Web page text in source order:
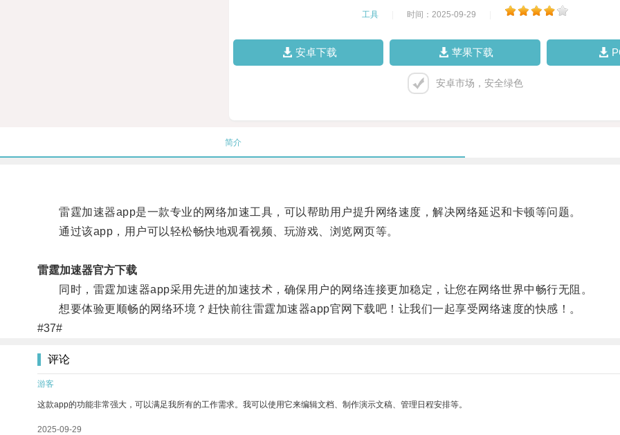
工具 时间：2025-09-29
安卓下载 苹果下载
安卓市场，安全绿色
简介
雷霆加速器app是一款专业的网络加速工具，可以帮助用户提升网络速度，解决网络延迟和卡顿等问题。
通过该app，用户可以轻松畅快地观看视频、玩游戏、浏览网页等。
雷霆加速器官方下载
同时，雷霆加速器app采用先进的加速技术，确保用户的网络连接更加稳定，让您在网络世界中畅行无阻。
想要体验更顺畅的网络环境？赶快前往雷霆加速器app官网下载吧！让我们一起享受网络速度的快感！。
#37#
评论
游客
这款app的功能非常强大，可以满足我所有的工作需求。我可以使用它来编辑文档、制作演示文稿、管理日程安排等。
2025-09-29